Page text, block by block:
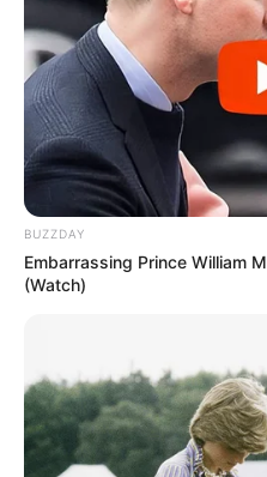
BUZZDAY
Embarrassing Prince William
(Watch)